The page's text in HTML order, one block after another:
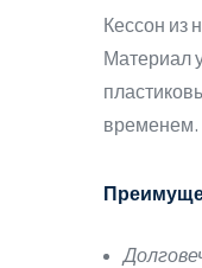
Кессон из
Материал
временем.